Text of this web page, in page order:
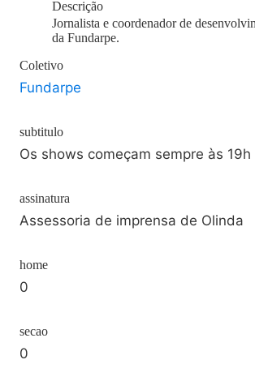
Descrição
Jornalista e coordenador de
da Fundarpe.
Coletivo
Fundarpe
subtitulo
Os shows começam sempre às 19h
assinatura
Assessoria de imprensa de Olinda
home
0
secao
0